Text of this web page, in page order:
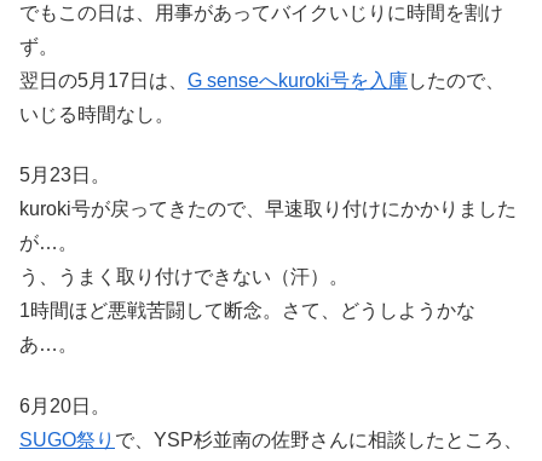
でもこの日は、用事があってバイクいじりに時間を割け
ず。
翌日の5月17日は、 G senseへkuroki号を入庫したので、
いじる時間なし。
5月23日。
kuroki号が戻ってきたので、早速取り付けにかかりました
が…。
う、うまく取り付けできない（汗）。
1時間ほど悪戦苦闘して断念。さて、どうしようかな
あ…。
6月20日。
SUGO祭り で、YSP杉並南の佐野さんに相談したところ、